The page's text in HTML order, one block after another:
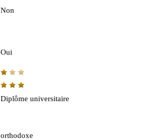
Non
Oui
Diplôme universitaire
orthodoxe